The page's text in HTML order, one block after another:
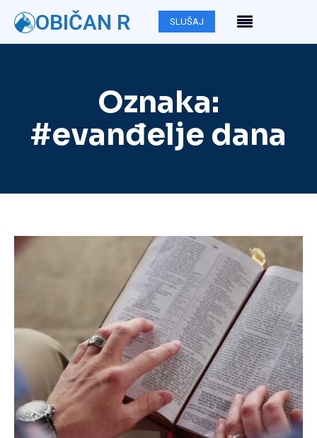
OBIČAN R SLUŠAJ
Oznaka:
#evanđelje dana